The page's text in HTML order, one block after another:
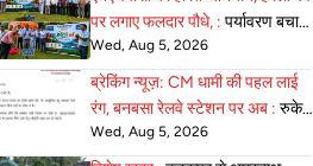
पर लगाए फलदार पौधे, : पर्यावरण बचाने
का लिया संकल्प
Wed, Aug 5, 2026
ब्रेकिंग न्यूज़: CM धामी की पहल लाई
रंग, बनबसा रेलवे स्टेशन पर अब : रुकेगी
अछनेरा–टनकपुर एक्सप्रेस
Wed, Aug 5, 2026